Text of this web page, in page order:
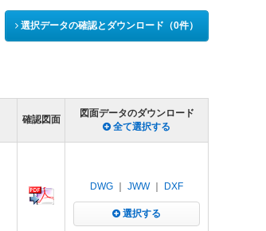
選択データの確認とダウンロード（0件）
確認図面
図面データのダウンロード
全て選択する
DWG JWW｜ DXF
選択する